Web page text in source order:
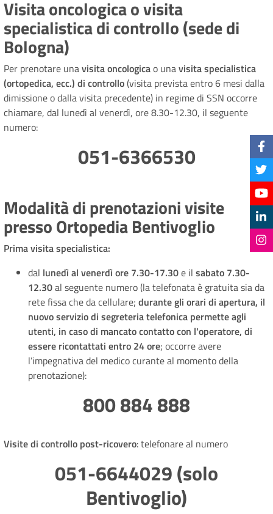
Visita oncologica o visita
specialistica di controllo (sede di
Bologna)
Per prenotare unavisita oncologicao unavisita specialistica
(ortopedica, ecc.) di controllo(visita prevista entro 6 mesi dalla
dimissione o dalla visita precedente) in regime di SSN occorre
chiamare, dal lunedì al venerdì, ore 8.30-12.30, il seguente
numero:
051-6366530
Modalità di prenotazioni visite
presso Ortopedia Bentivoglio
Prima visita specialistica:
dal lunedì al venerdì ore 7.30-17.30e il sabato 7.30-
12.30al seguente numero (la telefonata è gratuita sia da
rete fissa che da cellulare; durante gli orari di apertura, il
nuovo servizio di segreteria telefonica permette agli
utenti, in caso di mancato contatto con l'operatore, di
essere ricontattati entro 24 ore; occorre avere
l’impegnativa del medico curante al momento della
prenotazione):
800 884 888
Visite di controllo post-ricovero: telefonare al numero
051-6644029 (solo
Bentivoglio)